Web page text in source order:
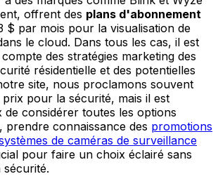
offrent des plans d'abonnement
$ par mois pour la visualisation de
le cloud. Dans tous les cas, il est
des stratégies marketing des
résidentielle et des potentielles
site, nous proclamons souvent
pour la sécurité, mais il est
de considérer toutes les options
prendre connaissance des promotions
de caméras de surveillance
pour faire un choix éclairé sans